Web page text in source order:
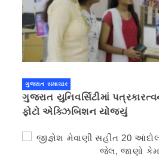
ગુજરાત સમાચાર
ગુજરાત યુનિવર્સિટીમાં
ફોટો એક્ઝિબિશન યોજ્યું